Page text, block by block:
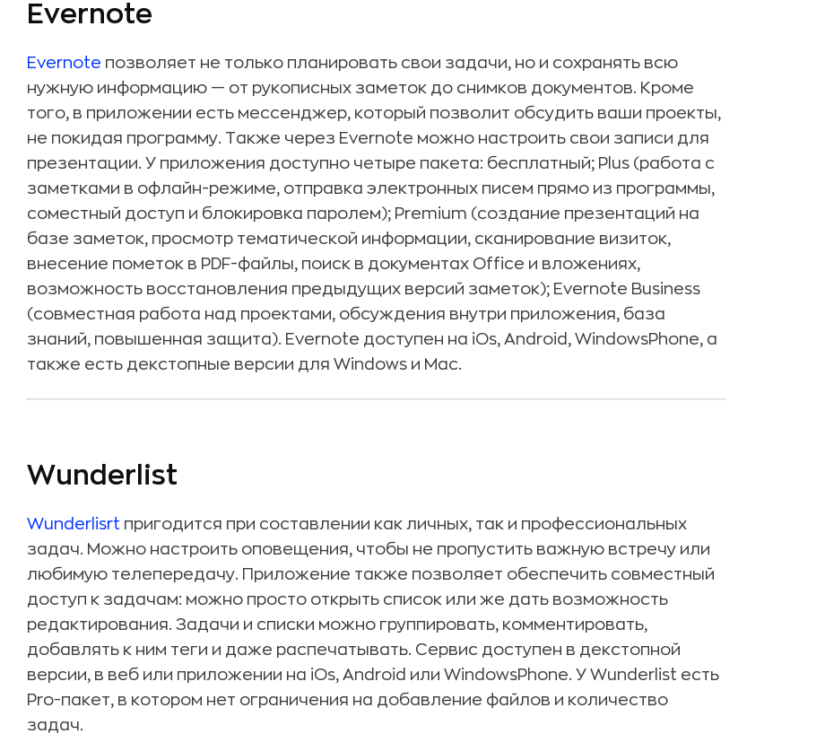
Evernote
Evernote позволяет не только планировать свои задачи, но и сохранять всю
нужную информацию — от рукописных заметок до снимков документов. Кроме
того, в приложении есть мессенджер, который позволит обсудить ваши проекты,
не покидая программу. Также через Evernote можно настроить свои записи для
презентации. У приложения доступно четыре пакета: бесплатный; Plus (работа с
заметками в офлайн-режиме, отправка электронных писем прямо из программы,
соместный доступ и блокировка паролем); Premium (создание презентаций на
базе заметок, просмотр тематической информации, сканирование визиток,
внесение пометок в PDF-файлы, поиск в документах Office и вложениях,
возможность восстановления предыдущих версий заметок); Evernote Business
(совместная работа над проектами, обсуждения внутри приложения, база
знаний, повышенная защита). Evernote доступен на iOs, Android, WindowsPhone, а
также есть декстопные версии для Windows и Mac.
Wunderlist
Wunderlisrt пригодится при составлении как личных, так и профессиональных
задач. Можно настроить оповещения, чтобы не пропустить важную встречу или
любимую телепередачу. Приложение также позволяет обеспечить совместный
доступ к задачам: можно просто открыть список или же дать возможность
редактирования. Задачи и списки можно группировать, комментировать,
добавлять к ним теги и даже распечатывать. Сервис доступен в декстопной
версии, в веб или приложении на iOs, Android или WindowsPhone. У Wunderlist есть
Pro-пакет, в котором нет ограничения на добавление файлов и количество
задач.